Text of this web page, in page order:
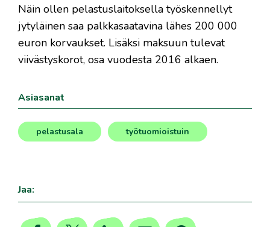
Näin ollen pelastuslaitoksella työskennellyt
jytyläinen saa palkkasaatavina lähes 200 000
euron korvaukset. Lisäksi maksuun tulevat
viivästyskorot, osa vuodesta 2016 alkaen.
Asiasanat
pelastusala työtuomioistuin
Jaa: